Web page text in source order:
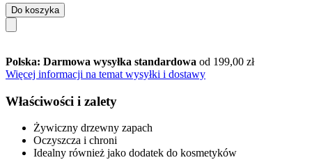
Do koszyka
Polska: Darmowa wysyłka standardowa od 199,00 zł
Więcej informacji na temat wysyłki i dostawy
Właściwości i zalety
Żywiczny drzewny zapach
Oczyszcza i chroni
Idealny również jako dodatek do kosmetyków